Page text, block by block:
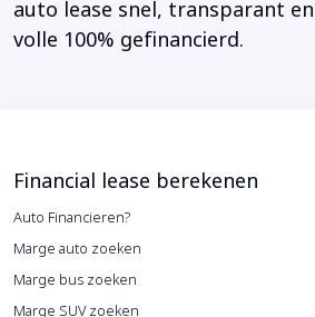
auto lease snel, transparant
volle 100% gefinancierd.
Financial lease berekenen
Auto Financieren?
Marge auto zoeken
Marge bus zoeken
Marge SUV zoeken